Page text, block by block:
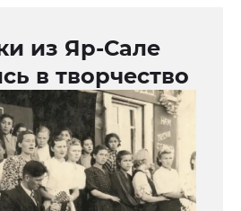
из Яр-Сале
в творчество